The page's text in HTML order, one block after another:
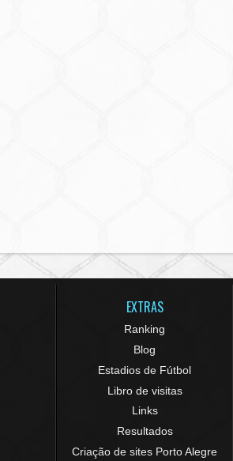
EXTRAS
Ranking
Blog
Estadios de Fútbol
Libro de visitas
Links
Resultados
Criação de sites Porto Alegre